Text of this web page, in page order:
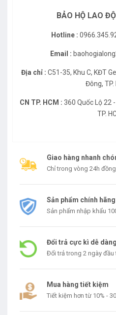
BẢO HỘ LAO
Hotline :
Email :
Địa chỉ : C51-35, Khu C, KĐT
Đông, TP.
CN TP. HCM : 360 Quốc Lộ 22
TP.
Giao hàng nhanh
Chỉ trong vòng 24h
Sản phẩm chính hãng
Sản phẩm nhập khẩu
Đổi trả cực kì dễ dàng
Đổi trả trong 2 ngày đầu
Mua hàng tiết kiệm
Tiết kiệm hơn từ 10% -